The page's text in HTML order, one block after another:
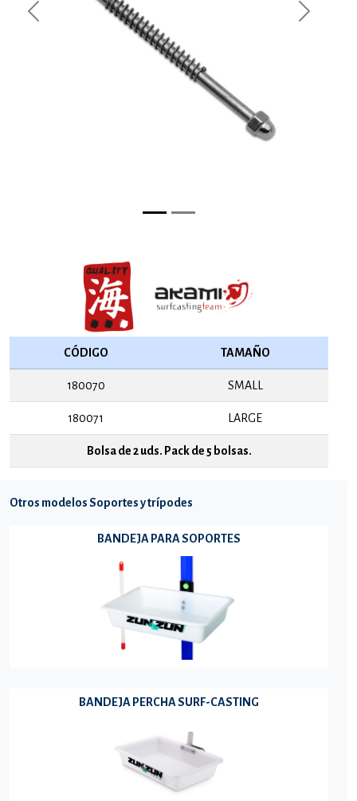
Previous Next
CÓDIGO TAMAÑO
180070 SMALL
180071 LARGE
Bolsa de 2 uds. Pack de 5 bolsas.
Otros modelos Soportes y trípodes
BANDEJA PARA SOPORTES
BANDEJA PERCHA SURF-CASTING